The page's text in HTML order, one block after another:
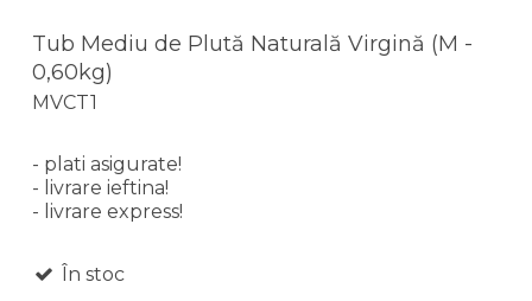
Tub Mediu de Plută Naturală Virgină (M -
0,60kg)
MVCT1
- plati asigurate!
- livrare ieftina!
- livrare express!
În stoc